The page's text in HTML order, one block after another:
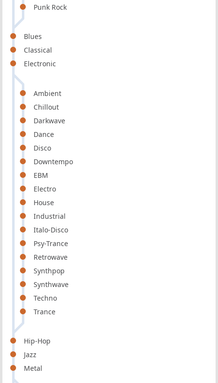
Punk Rock
Blues
Classical
Electronic
Ambient
Chillout
Darkwave
Dance
Disco
Downtempo
EBM
Electro
House
Industrial
Italo-Disco
Psy-Trance
Retrowave
Synthpop
Synthwave
Techno
Trance
Hip-Hop
Jazz
Metal